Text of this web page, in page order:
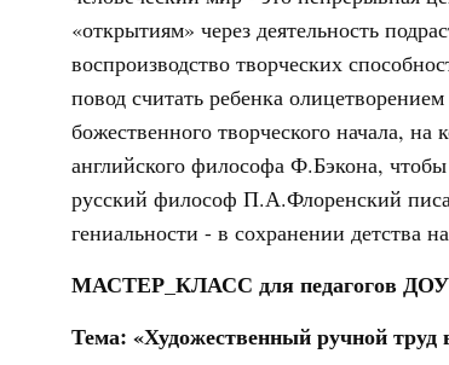
«открытиям» через деятельность
воспроизводство творческих
повод считать ребенка
божественного творческого начала,
английского философа Ф.Бэкона,
русский философ П.А.Флоренский
гениальности - в сохранении детства
МАСТЕР_КЛАСС для педагогов ДОУ
Тема: «Художественный ручной труд